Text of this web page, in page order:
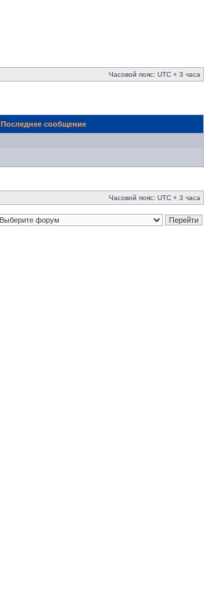
Часовой пояс: UTC + 3 часа
Последнее сообщение
Часовой пояс: UTC + 3 часа